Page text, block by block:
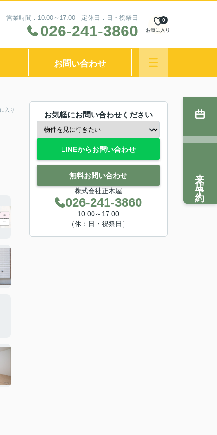
営業時間：10:00～17:00 定休日：日・祝祭日
026-241-3860 お気に入り
0
お問い合わせ
入り
お気軽にお問い合わせください
LINEからお問い合わせ
無料お問い合わせ
株式会社正木屋
026-241-3860
10:00～17:00
（休：日・祝祭日）
来店予約